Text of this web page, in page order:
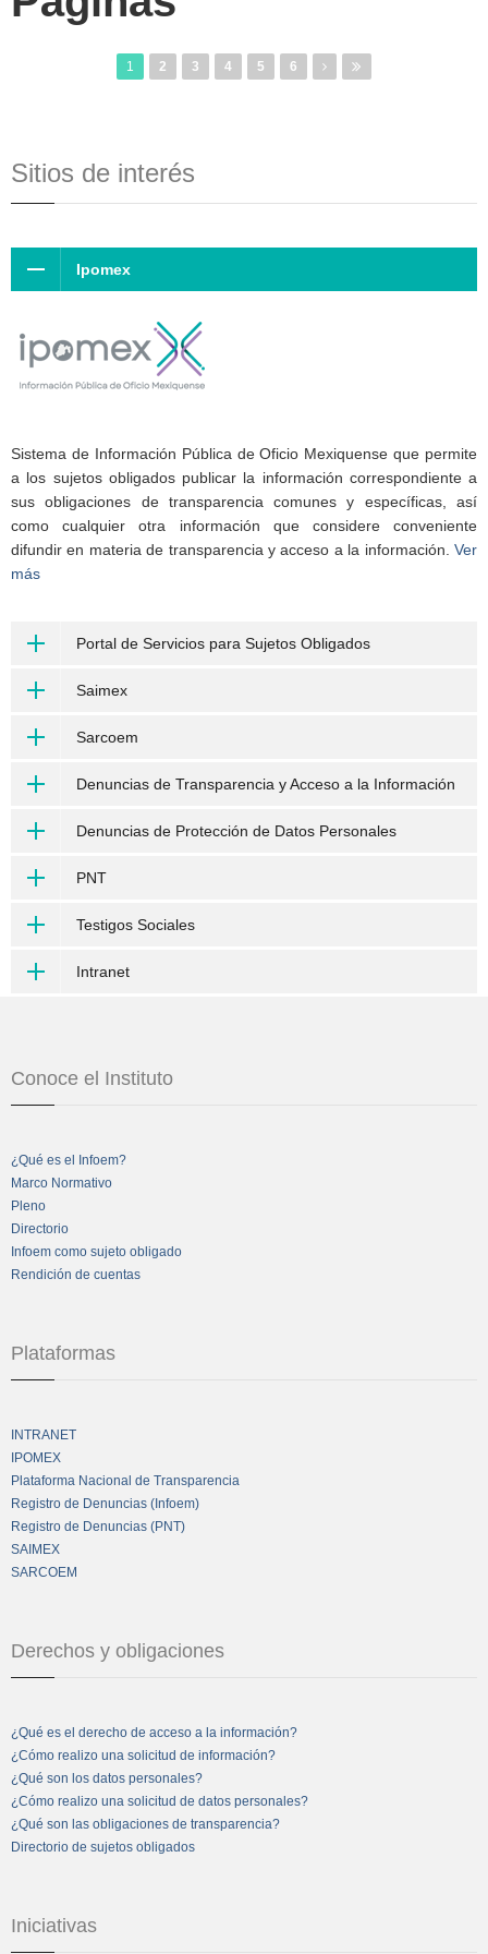
1 2 3 4 5 6
Sitios de interés
Ipomex
Sistema de Información Pública de Oficio Mexiquense que permite
a los sujetos obligados publicar la información correspondiente a
sus obligaciones de transparencia comunes y específicas, así
como cualquier otra información que considere conveniente
difundir en materia de transparencia y acceso a la información. Ver
más
Portal de Servicios para Sujetos Obligados
Saimex
Sarcoem
Denuncias de Transparencia y Acceso a la Información
Denuncias de Protección de Datos Personales
PNT
Testigos Sociales
Intranet
Conoce el Instituto
¿Qué es el Infoem?
Marco Normativo
Pleno
Directorio
Infoem como sujeto obligado
Rendición de cuentas
Plataformas
INTRANET
IPOMEX
Plataforma Nacional de Transparencia
Registro de Denuncias (Infoem)
Registro de Denuncias (PNT)
SAIMEX
SARCOEM
Derechos y obligaciones
¿Qué es el derecho de acceso a la información?
¿Cómo realizo una solicitud de información?
¿Qué son los datos personales?
¿Cómo realizo una solicitud de datos personales?
¿Qué son las obligaciones de transparencia?
Directorio de sujetos obligados
Iniciativas